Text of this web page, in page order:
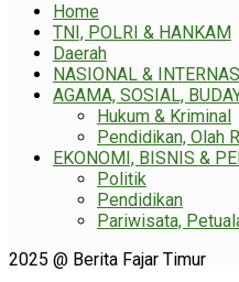
Home
TNI, POLRI & HANKAM
Daerah
NASIONAL &
AGAMA, SOSIAL,
Hukum & Kriminal
Pendidikan, Olah
EKONOMI, BISNIS &
Politik
Pendidikan
Pariwisata,
2025 @ Berita Fajar Timur